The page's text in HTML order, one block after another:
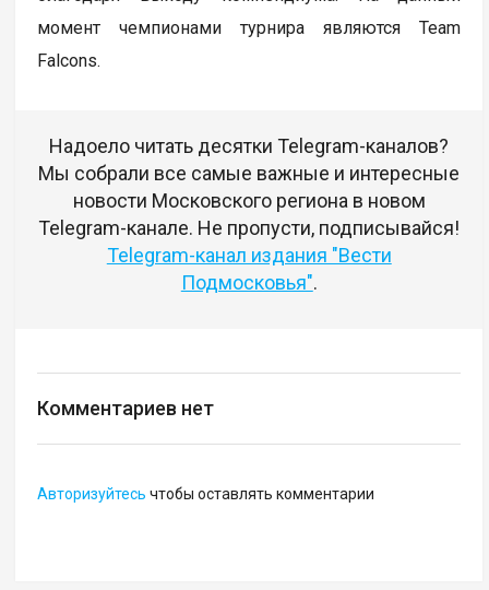
момент чемпионами турнира являются Team
Falcons.
Надоело читать десятки Telegram-каналов?
Мы собрали все самые важные и интересные
новости Московского региона в новом
Telegram-канале. Не пропусти, подписывайся!
Telegram-канал издания "Вести
Подмосковья".
Комментариев нет
Авторизуйтесь чтобы оставлять комментарии